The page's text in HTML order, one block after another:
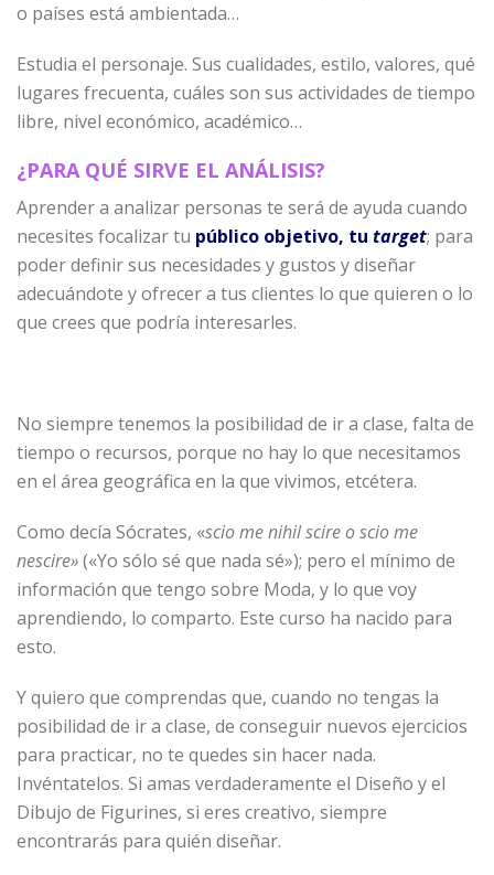
o países está ambientada…
Estudia el personaje. Sus cualidades, estilo, valores, qué
lugares frecuenta, cuáles son sus actividades de tiempo
libre, nivel económico, académico…
¿PARA QUÉ SIRVE EL ANÁLISIS?
Aprender a analizar personas te será de ayuda cuando
necesites focalizar tu público objetivo, tu target; para
poder definir sus necesidades y gustos y diseñar
adecuándote y ofrecer a tus clientes lo que quieren o lo
que crees que podría interesarles.
No siempre tenemos la posibilidad de ir a clase, falta de
tiempo o recursos, porque no hay lo que necesitamos
en el área geográfica en la que vivimos, etcétera.
Como decía Sócrates, «scio me nihil scire o scio me
nescire»(«Yo sólo sé que nada sé»); pero el mínimo de
información que tengo sobre Moda, y lo que voy
aprendiendo, lo comparto. Este curso ha nacido para
esto.
Y quiero que comprendas que, cuando no tengas la
posibilidad de ir a clase, de conseguir nuevos ejercicios
para practicar, no te quedes sin hacer nada.
Invéntatelos. Si amas verdaderamente el Diseño y el
Dibujo de Figurines, si eres creativo, siempre
encontrarás para quién diseñar.